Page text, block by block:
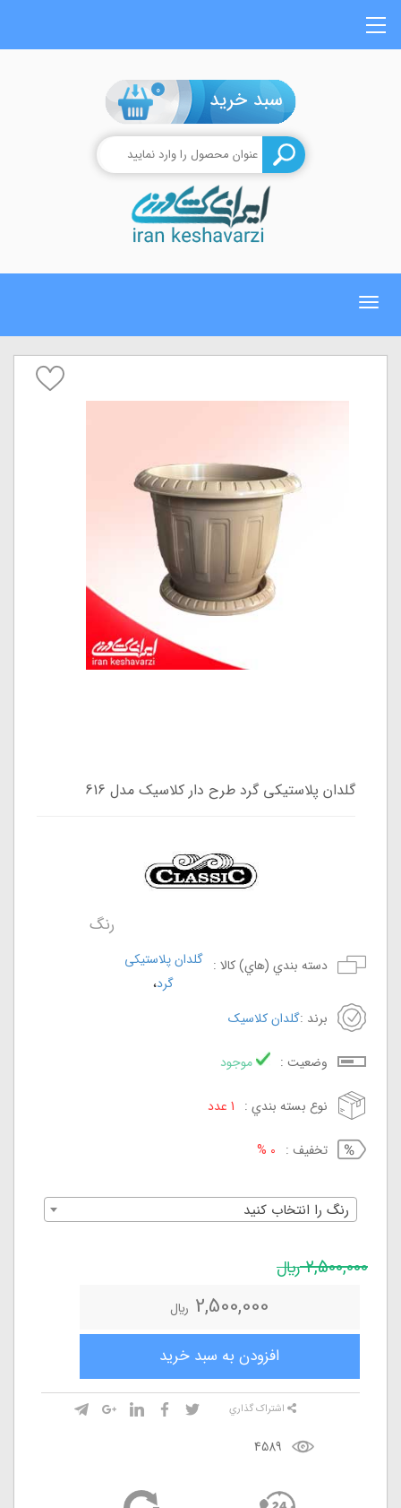
0
Toggle
گلدان پلاستیکی گرد طرح دار کلاسیک مدل 616
دسته بندي (هاي) کالا : گلدان پلاستیکی
گرد،
برند :گلدان کلاسیک
وضعيت : موجود
نوع بسته بندي : 1 عدد
تخفيف : 0 %
رنگ
رنگ را انتخاب کنيد
2,500,000 ريال
2,500,000 ريال
افزودن به سبد خريد
4589
اشتراک گذاري